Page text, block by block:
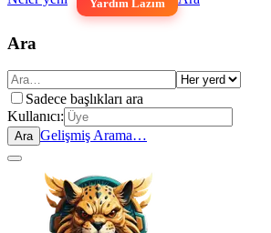
Yardım Lazım
Ara
Sadece başlıkları ara
Kullanıcı:
Ara Gelişmiş Arama…